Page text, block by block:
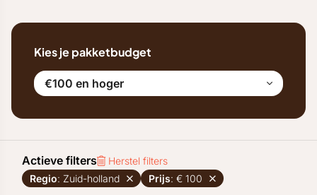
Kies je pakketbudget
€100 en hoger
Actieve filters
Herstel filters
Regio: Zuid-holland Prijs: € 100